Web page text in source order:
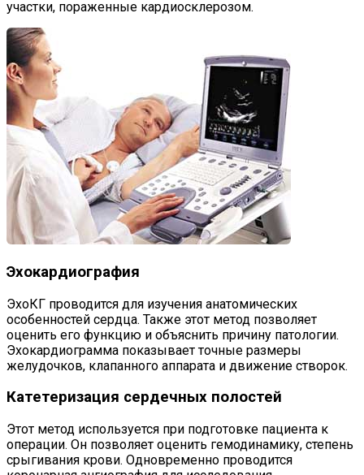
участки, пораженные кардиосклерозом.
Эхокардиография
ЭхоКГ проводится для изучения анатомических
особенностей сердца. Также этот метод позволяет
оценить его функцию и объяснить причину патологии.
Эхокардиограмма показывает точные размеры
желудочков, клапанного аппарата и движение створок.
Катетеризация сердечных полостей
Этот метод используется при подготовке пациента к
операции. Он позволяет оценить гемодинамику, степень
срыгивания крови. Одновременно проводится